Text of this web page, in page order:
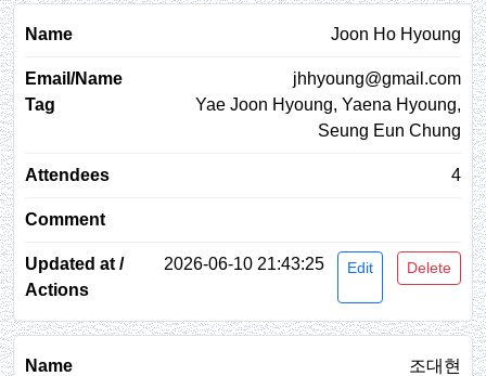
Joon Ho Hyoung
jhhyoung@gmail.com
Yae Joon Hyoung, Yaena Hyoung,
Seung Eun Chung
4
2026-06-10 21:43:25 Edit Delete
조대현